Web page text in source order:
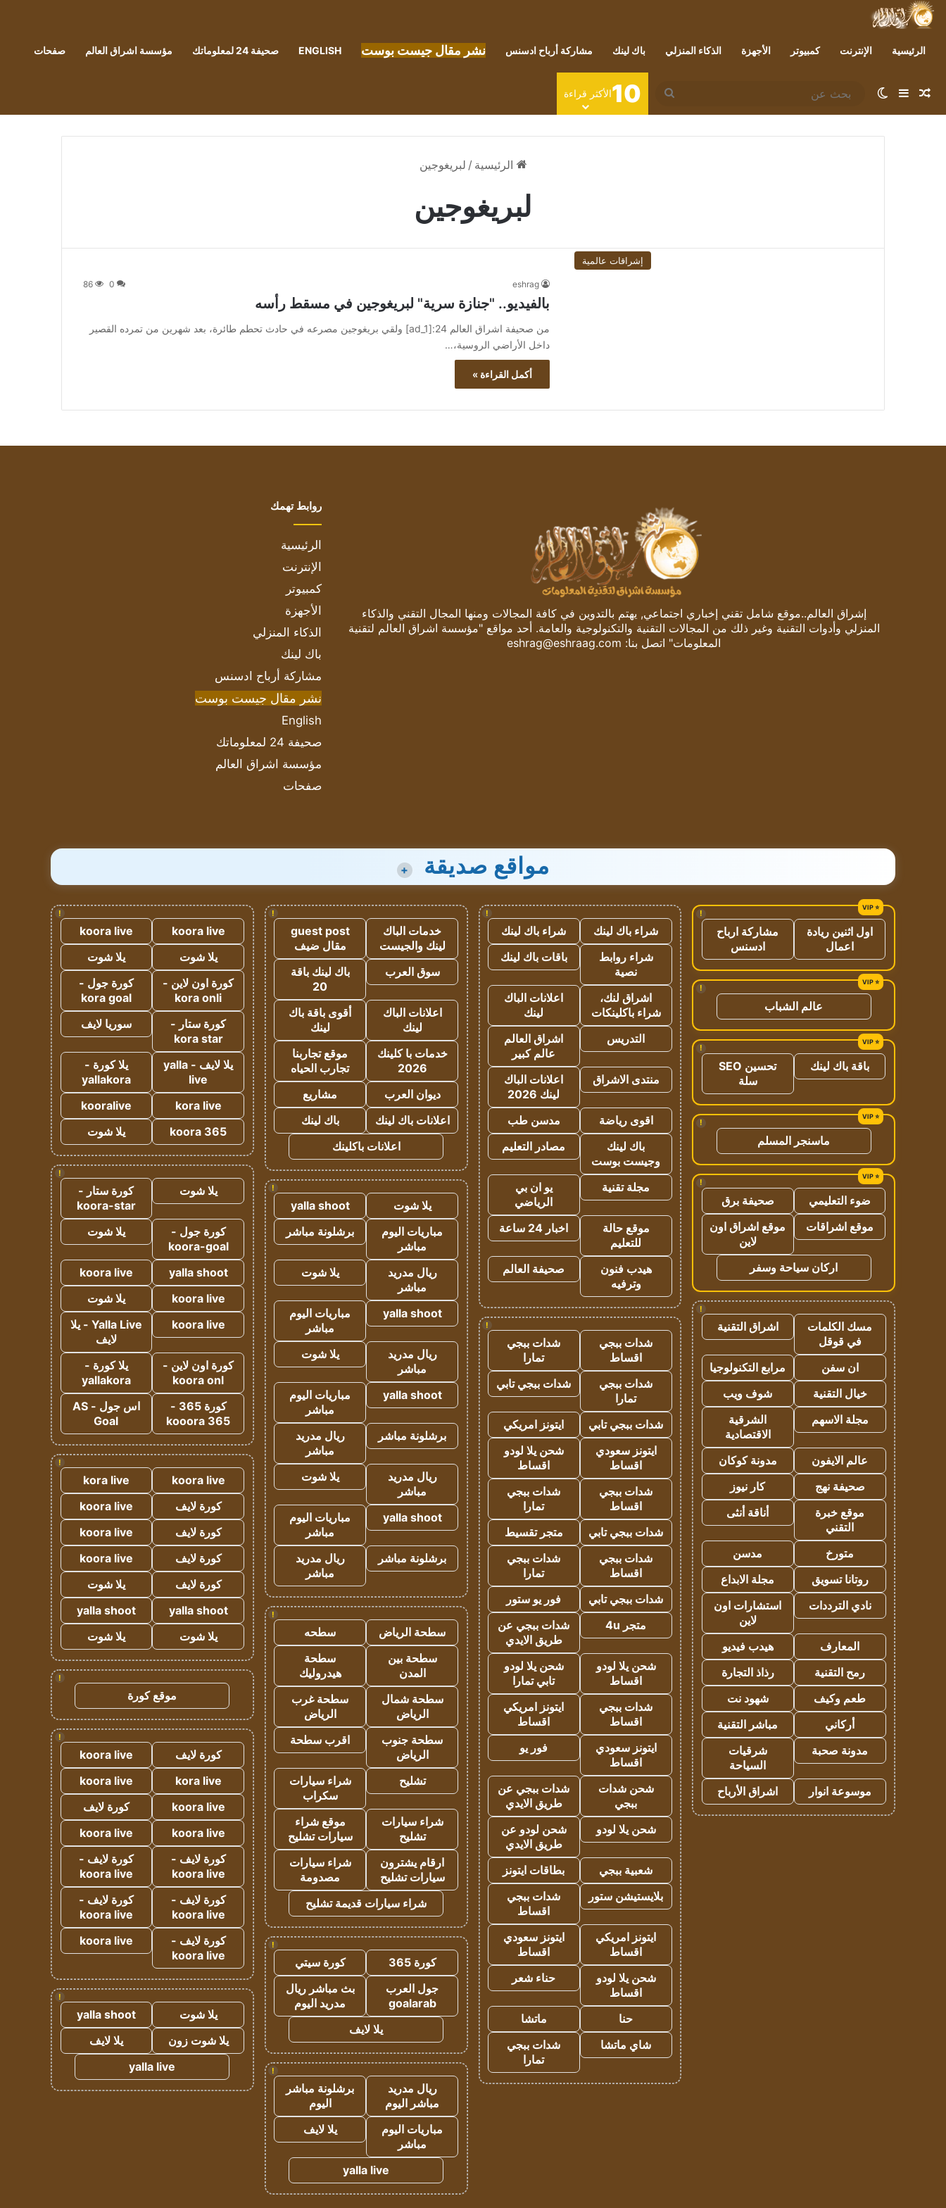
الرئيسية الإنترنت كمبيوتر الأجهزة الذكاء المنزلي باك لينك مشاركة أرباح ادسنس نشر مقال جيست بوست ENGLISH صحيفة 24 لمعلوماتك مؤسسة اشراق العالم صفحات
مقال عشوائي
إضافة عمود جانبي
الوضع المظلم
بحث
عن
10الأكثر قراءة
الرئيسية / لبريغوجين
لبريغوجين
إشراقات عالمية
eshrag
0
86
بالفيديو.. "جنازة سرية" لبريغوجين في مسقط رأسه
من صحيفة اشراق العالم 24:[ad_1] ولقي بريغوجين مصرعه في حادث تحطم طائرة، بعد شهرين من تمرده القصير
داخل الأراضي الروسية،…
أكمل القراءة »
إشراق العالم..موقع شامل تقني إخباري اجتماعي, يهتم بالتدوين في كافة المجالات ومنها المجال التقني والذكاء
المنزلي وأدوات التقنية وغير ذلك من المجالات التقنية والتكنولوجية والعامة. أحد مواقع "مؤسسة اشراق العالم لتقنية
المعلومات" اتصل بنا: eshrag@eshraag.com
روابط تهمك
الرئيسية
الإنترنت
كمبيوتر
الأجهزة
الذكاء المنزلي
باك لينك
مشاركة أرباح ادسنس
نشر مقال جيست بوست
English
صحيفة 24 لمعلوماتك
مؤسسة اشراق العالم
صفحات
مواقع صديقة +
!
اول اثنين ريادة
اعمال
مشاركة ارباح
ادسنس
!
عالم الشباب
!
باقة باك لينك
تحسين SEO
سلة
!
ماسنجر المسلم
!
ضوء التعليمي
صحيفة برق
موقع اشراقات
موقع اشراق اون
لاين
اركان سياحة وسفر
!
مسك الكلمات
في قوقل
اشراق التقنية
ان سفن
مرابع التكنولوجيا
خيال التقنية
شوف ويب
مجلة الاسهم
الشرقية
الاقتصادية
عالم الايفون
مدونة كوكان
صحيفة نهج
كار نيوز
موقع خبرة
التقني
أناقة أنثى
متورخ
مدسن
روتانا تسويق
مجلة الابداع
نادي الترددات
استشارات اون
لاين
المعارف
هيدب فيديو
رمح التقنية
رذاذ التجارة
طعم وكيف
شهود نت
أركاني
مباشر التقنية
مدونة صحبة
شرقيات
السياحة
موسوعة انوار
اشراق الأرباح
!
شراء باك لينك
شراء باك لينك
شراء روابط
نصية
باقات باك لينك
اشراق لنك،
شراء باكلينكات
اعلانات الباك
لينك
التدريس
اشراق العالم
عالم كبير
منتدى الاشراق
اعلانات الباك
لينك 2026
اقوى رياضة
مدسن طب
باك لينك
وجيست بوست
مصادر التعليم
مجلة تقنية
يو ان بي
الرياضي
موقع حالة
للتعليم
اخبار 24 ساعة
هيدب فنون
وترفيه
صحيفة العالم
!
شدات ببجي
اقساط
شدات ببجي
تمارا
شدات ببجي
تمارا
شدات ببجي تابي
شدات ببجي تابي
ايتونز امريكي
ايتونز سعودي
اقساط
شحن يلا لودو
اقساط
شدات ببجي
اقساط
شدات ببجي
تمارا
شدات ببجي تابي
متجر تقسيط
شدات ببجي
اقساط
شدات ببجي
تمارا
شدات ببجي تابي
فور يو ستور
متجر 4u
شدات ببجي عن
طريق الايدي
شحن يلا لودو
اقساط
شحن يلا لودو
تابي تمارا
شدات ببجي
اقساط
ايتونز امريكي
اقساط
ايتونز سعودي
اقساط
فور يو
شحن شدات
ببجي
شدات ببجي عن
طريق الايدي
شحن يلا لودو
شحن لودو عن
طريق الايدي
شعبية ببجي
بطاقات ايتونز
بلايستيشن ستور
شدات ببجي
اقساط
ايتونز امريكي
اقساط
ايتونز سعودي
اقساط
شحن يلا لودو
اقساط
حناء شعر
حنا
ماتشا
شاي ماتشا
شدات ببجي
تمارا
!
خدمات الباك
لينك والجيست
guest post
مقال ضيف
سوق العرب
باك لينك باقة
20
اعلانات الباك
لينك
أقوى باقة باك
لينك
خدمات با كلينك
2026
موقع تجاربنا
تجارب الحياه
ديوان العرب
مشاريع
اعلانات باك لينك
باك لينك
اعلانات باكلينك
!
يلا شوت
yalla shoot
مباريات اليوم
مباشر
برشلونة مباشر
ريال مدريد
مباشر
يلا شوت
yalla shoot
مباريات اليوم
مباشر
ريال مدريد
مباشر
يلا شوت
yalla shoot
مباريات اليوم
مباشر
برشلونة مباشر
ريال مدريد
مباشر
ريال مدريد
مباشر
يلا شوت
yalla shoot
مباريات اليوم
مباشر
برشلونة مباشر
ريال مدريد
مباشر
!
سطحة الرياض
سطحه
سطحة بين
المدن
سطحة
هيدروليك
سطحة شمال
الرياض
سطحة غرب
الرياض
سطحة جنوب
الرياض
اقرب سطحة
تشليح
شراء سيارات
سكراب
شراء سيارات
تشليح
موقع شراء
سيارات تشليح
ارقام يشترون
سيارات تشليح
شراء سيارات
مصدومة
شراء سيارات قديمة تشليح
!
كورة 365
كورة سيتي
جول العرب
goalarab
بث مباشر ريال
مدريد اليوم
يلا لايف
!
ريال مدريد
مباشر اليوم
برشلونة مباشر
اليوم
مباريات اليوم
مباشر
يلا لايف
yalla live
!
koora live
koora live
يلا شوت
يلا شوت
كورة اون لاين -
kora onli
كورة جول -
kora goal
كورة ستار -
kora star
سوريا لايف
يلا لايف - yalla
live
يلا كورة -
yallakora
kora live
kooralive
koora 365
يلا شوت
!
يلا شوت
كورة ستار -
koora-star
كورة جول -
koora-goal
يلا شوت
yalla shoot
koora live
koora live
يلا شوت
koora live
Yalla Live - يلا
لايف
كورة اون لاين -
koora onl
يلا كورة -
yallakora
كورة 365 -
kooora 365
اس جول - AS
Goal
!
koora live
kora live
كورة لايف
koora live
كورة لايف
koora live
كورة لايف
koora live
كورة لايف
يلا شوت
yalla shoot
yalla shoot
يلا شوت
يلا شوت
!
موقع كورة
!
كورة لايف
koora live
kora live
koora live
koora live
كورة لايف
koora live
koora live
كورة لايف -
koora live
كورة لايف -
koora live
كورة لايف -
koora live
كورة لايف -
koora live
كورة لايف -
koora live
koora live
!
يلا شوت
yalla shoot
يلا شوت زون
يلا لايف
yalla live